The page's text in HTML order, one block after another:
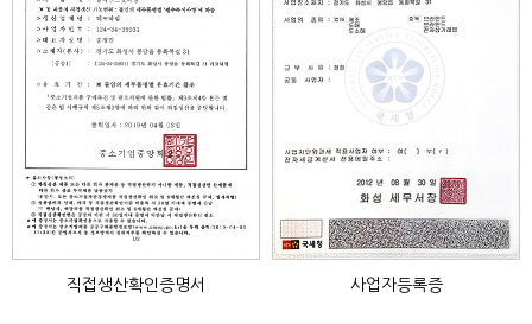
직접생산확인증명서 사업자등록증